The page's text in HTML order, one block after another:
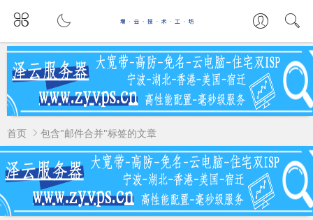
首页 包含"邮件合并"标签的文章